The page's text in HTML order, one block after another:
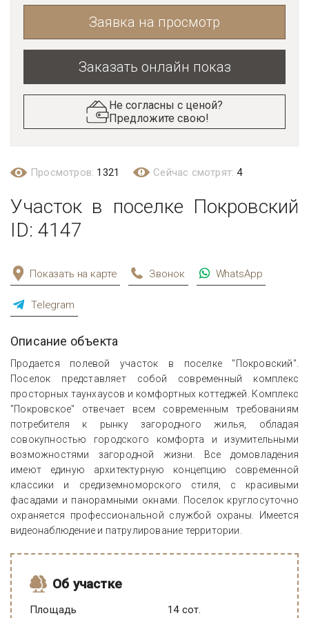
Заявка на просмотр
Заказать онлайн показ
Не согласны с ценой?
Предложите свою!
Просмотров: 1321 Сейчас смотрят:4
Участок в поселке Покровский
ID: 4147
Показать на карте Звонок WhatsApp
Telegram
Описание объекта
Продается полевой участок в поселке "Покровский".
Поселок представляет собой современный комплекс
просторных таунхаусов и комфортных коттеджей. Комплекс
"Покровское" отвечает всем современным требованиям
потребителя к рынку загородного жилья, обладая
совокупностью городского комфорта и изумительными
возможностями загородной жизни. Все домовладения
имеют единую архитектурную концепцию современной
классики и средиземноморского стиля, с красивыми
фасадами и панорамными окнами. Поселок круглосуточно
охраняется профессиональной службой охраны. Имеется
видеонаблюдение и патрулирование территории.
Об участке
Площадь 14 сот.